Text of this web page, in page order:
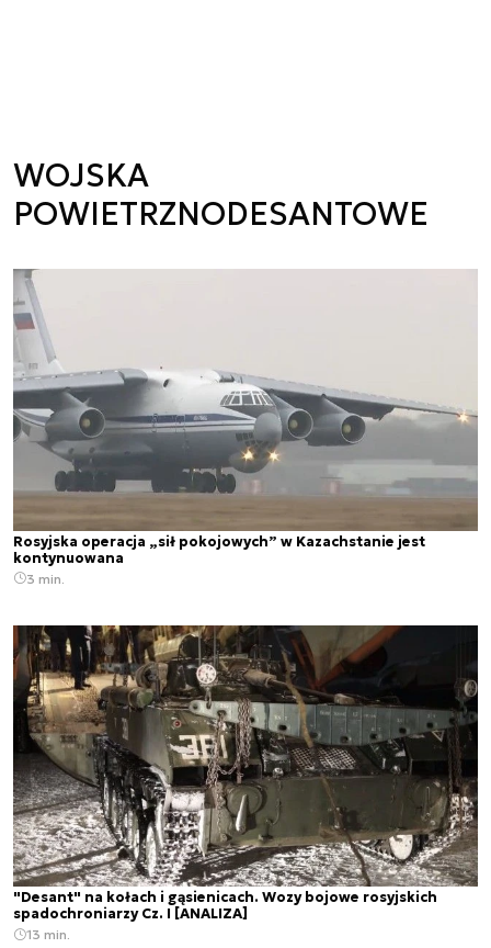
WOJSKA
POWIETRZNODESANTOWE
Rosyjska operacja „sił pokojowych” w Kazachstanie jest
kontynuowana
3 min.
"Desant" na kołach i gąsienicach. Wozy bojowe rosyjskich
spadochroniarzy Cz. I [ANALIZA]
13 min.